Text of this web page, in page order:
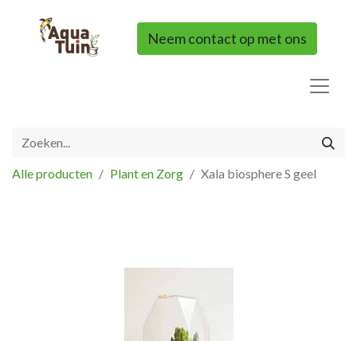
Neem contact op met ons
Alle producten Plant en Zorg Xala biosphere S geel